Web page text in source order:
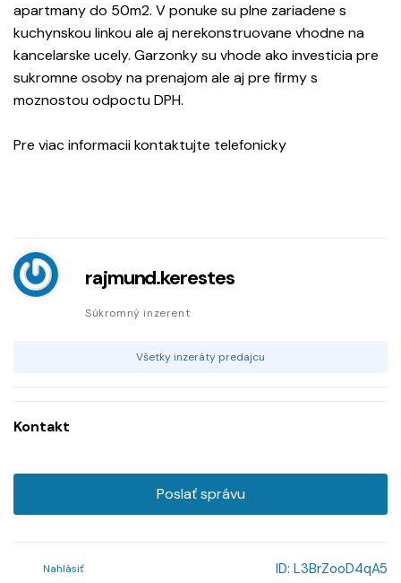
apartmany do 50m2. V ponuke su plne zariadene s
kuchynskou linkou ale aj nerekonstruovane vhodne na
kancelarske ucely. Garzonky su vhode ako investicia pre
sukromne osoby na prenajom ale aj pre firmy s
moznostou odpoctu DPH.
Pre viac informacii kontaktujte telefonicky
rajmund.kerestes
Súkromný inzerent
Všetky inzeráty predajcu
Kontakt
Poslať správu
Nahlásiť ID: L3BrZooD4qA5